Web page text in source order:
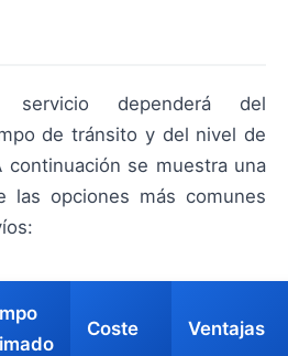
dependerá del
de tránsito y del nivel de
continuación se muestra una
las opciones más comunes
Coste Ventajas